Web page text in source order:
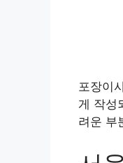
포장이
게 작성
려운 부